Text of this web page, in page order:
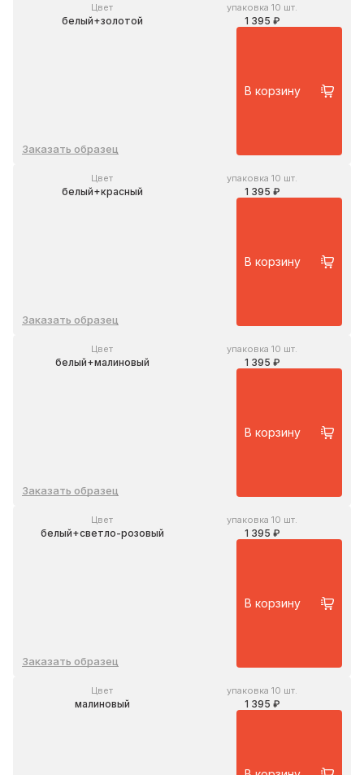
Цвет
белый+золотой
упаковка 10 шт.
1 395 ₽
Заказать образец
В корзину
Цвет
белый+красный
упаковка 10 шт.
1 395 ₽
Заказать образец
В корзину
Цвет
белый+малиновый
упаковка 10 шт.
1 395 ₽
Заказать образец
В корзину
Цвет
белый+светло-розовый
упаковка 10 шт.
1 395 ₽
Заказать образец
В корзину
Цвет
малиновый
упаковка 10 шт.
1 395 ₽